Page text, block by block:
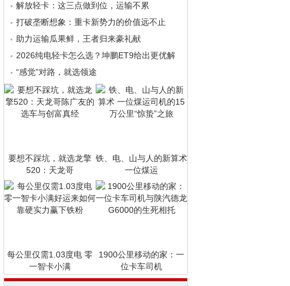
解放轻卡：这三点做到位，运输不累
打破垄断想象：重卡新势力的价值远不止
助力运输瓜果鲜，王者归来豪礼献
2026纯电轻卡怎么选？坤鹏ET9给出更优解
“感觉”对路，就选领途
要想不踩坑，就选龙擎
520：天龙哥
铁、电、山与人的新算术
一位煤运
每公里仅需1.03度电 零
一智卡小满
1900公里移动的家：一
位卡车司机